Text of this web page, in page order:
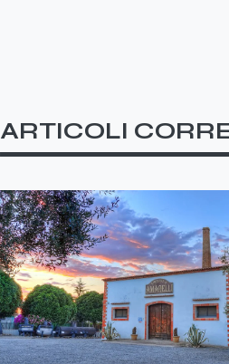
ARTICOLI